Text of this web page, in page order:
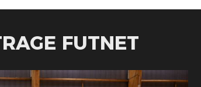
FUTNET